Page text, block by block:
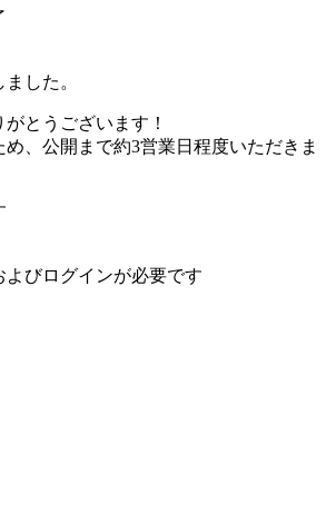
した。
とうございます！
、公開まで約3営業日程度いただきま
びログインが必要です